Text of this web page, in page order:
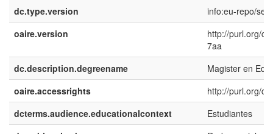
dc.type.version
info:eu-repo/
oaire.version
http://purl.org/
7aa
dc.description.degreename
Magister en
oaire.accessrights
http://purl.org/
dcterms.audience.educationalcontext
Estudiantes